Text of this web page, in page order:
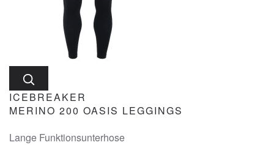
ICEBREAKER
MERINO 200 OASIS LEGGINGS
Lange Funktionsunterhose